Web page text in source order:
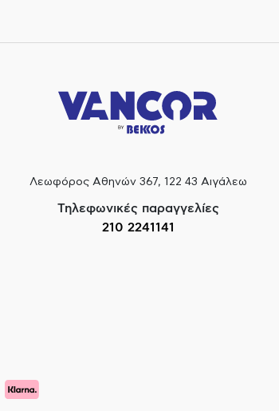
Λεωφόρος Αθηνών 367, 122 43 Αιγάλεω
Τηλεφωνικές παραγγελίες
210 2241141